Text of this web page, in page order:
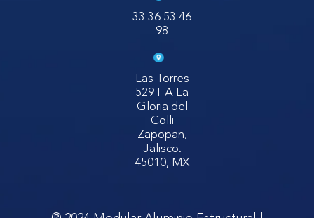
33 36 53 46
98
Las Torres
529 I-A La
Gloria del
Colli
Zapopan,
Jalisco.
45010, MX